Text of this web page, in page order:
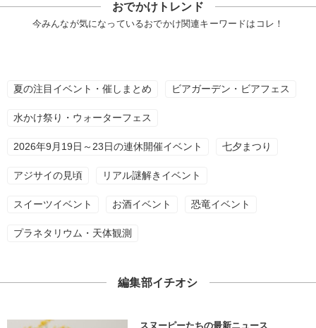
おでかけトレンド
今みんなが気になっているおでかけ関連キーワードはコレ！
夏の注目イベント・催しまとめ ビアガーデン・ビアフェス
水かけ祭り・ウォーターフェス
2026年9月19日～23日の連休開催イベント 七夕まつり
アジサイの見頃 リアル謎解きイベント
スイーツイベント お酒イベント 恐竜イベント
プラネタリウム・天体観測
編集部イチオシ
スヌーピーたちの最新ニュース